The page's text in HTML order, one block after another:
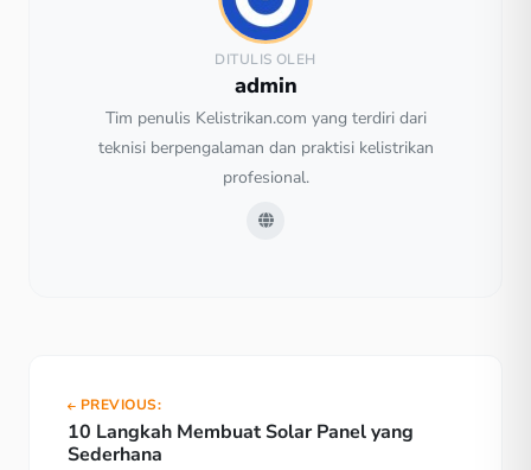
DITULIS OLEH
admin
Tim penulis Kelistrikan.com yang terdiri dari
teknisi berpengalaman dan praktisi kelistrikan
profesional.
PREVIOUS:
10 Langkah Membuat Solar Panel yang
Sederhana